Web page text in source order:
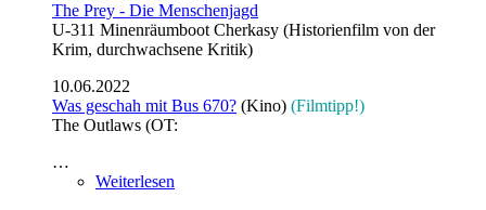
The Prey - Die Menschenjagd
U-311 Minenräumboot Cherkasy (Historienfilm von der
Krim, durchwachsene Kritik)
10.06.2022
Was geschah mit Bus 670? (Kino) (Filmtipp!)
The Outlaws (OT:
…
Weiterlesen